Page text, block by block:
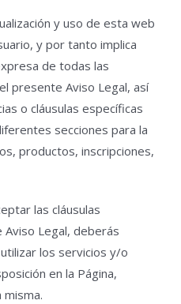
y uso de esta web
y por tanto implica
de todas las
presente Aviso Legal, así
o cláusulas específicas
secciones para la
productos, inscripciones,
las cláusulas
Legal, deberás
los servicios y/o
en la Página,